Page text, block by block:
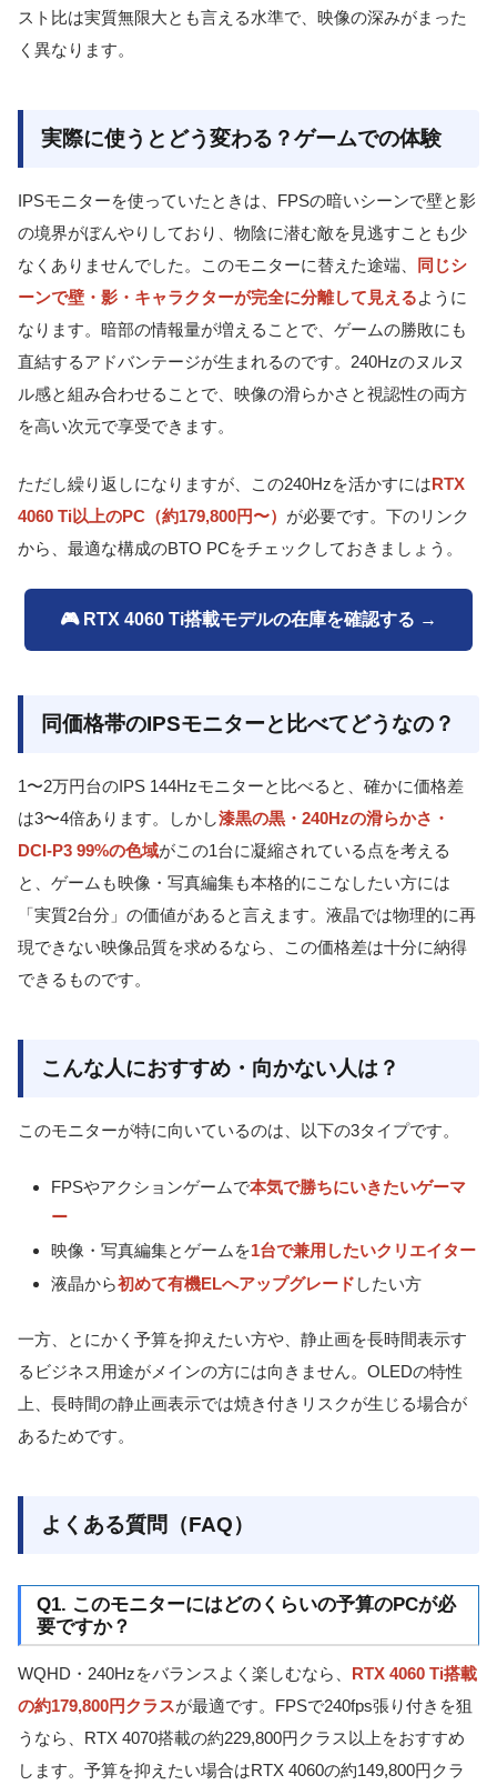
スト比は実質無限大とも言える水準で、映像の深みがまった
く異なります。
実際に使うとどう変わる？ゲームでの体験
IPSモニターを使っていたときは、FPSの暗いシーンで壁と影
の境界がぼんやりしており、物陰に潜む敵を見逃すことも少
なくありませんでした。このモニターに替えた途端、
同じシ
ーンで壁・影・キャラクターが完全に分離して見えるように
なります。暗部の情報量が増えることで、ゲームの勝敗にも
直結するアドバンテージが生まれるのです。240Hzのヌルヌ
ル感と組み合わせることで、映像の滑らかさと視認性の両方
を高い次元で享受できます。
ただし繰り返しになりますが、この240Hzを活かすにはRTX
4060 Ti以上のPC（約179,800円〜） が必要です。下のリンク
から、最適な構成のBTO PCをチェックしておきましょう。
🎮 RTX 4060 Ti搭載モデルの在庫を確認する →
同価格帯のIPSモニターと比べてどうなの？
1〜2万円台のIPS 144Hzモニターと比べると、確かに価格差
は3〜4倍あります。しかし漆黒の黒・240Hzの滑らかさ・
DCI-P3 99%の色域がこの1台に凝縮されている点を考える
と、ゲームも映像・写真編集も本格的にこなしたい方には
「実質2台分」の価値があると言えます。液晶では物理的に再
現できない映像品質を求めるなら、この価格差は十分に納得
できるものです。
こんな人におすすめ・向かない人は？
このモニターが特に向いているのは、以下の3タイプです。
FPSやアクションゲームで本気で勝ちにいきたいゲーマ
ー
映像・写真編集とゲームを1台で兼用したいクリエイター
液晶から初めて有機ELへアップグレード したい方
一方、とにかく予算を抑えたい方や、静止画を長時間表示す
るビジネス用途がメインの方には向きません。OLEDの特性
上、長時間の静止画表示では焼き付きリスクが生じる場合が
あるためです。
よくある質問（FAQ）
Q1. このモニターにはどのくらいの予算のPCが必
要ですか？
WQHD・240Hzをバランスよく楽しむなら、 RTX 4060 Ti搭載
の約179,800円クラスが最適です。FPSで240fps張り付きを狙
うなら、RTX 4070搭載の約229,800円クラス以上をおすすめ
します。予算を抑えたい場合はRTX 4060の約149,800円クラ